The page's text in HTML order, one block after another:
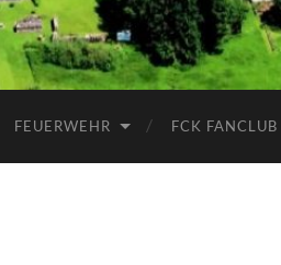
FEUERWEHR FCK FANCLUB